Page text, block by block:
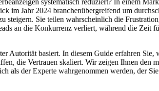
im Jahr 2024 branchenübergreifend um
steigern. Sie teilen wahrscheinlich die
an die Konkurrenz verliert, während die Zeit
Autorität basiert. In diesem Guide erfahren Sie,
die Vertrauen skaliert. Wir zeigen Ihnen den
als der Experte wahrgenommen werden, der